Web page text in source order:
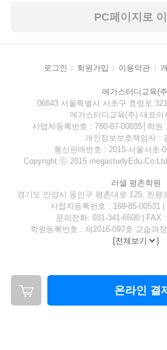
PC페이지로
로그인 회원가입 이용약관
메가스터디교육(
06643 서울특별시 서초구 효령로
메가스터디교육(주) 대표이
사업자등록번호 : 780-87-00035│학원
개인정보보호책임자 :
통신판매번호 : 2015-서울서초-
Copyright ⓒ 2015
러셀 평촌학원
경기도 안양시 동안구 평촌대로 125, 진평
사업자등록번호 : 168-85-00531
문의전화: 031-341-6500 | FAX
학원등록번호 : 제2016-097호 교습과
[전체보기 ]
온라인 결